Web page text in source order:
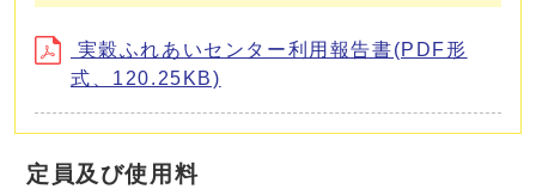
実穀ふれあいセンター利用報告書(PDF形
式、120.25KB)
定員及び使用料